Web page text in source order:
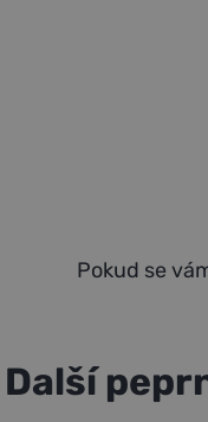
Pokud se
Další